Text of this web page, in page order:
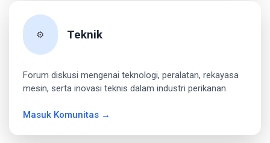
⚙️ Teknik
Forum diskusi mengenai teknologi, peralatan, rekayasa
mesin, serta inovasi teknis dalam industri perikanan.
Masuk Komunitas →